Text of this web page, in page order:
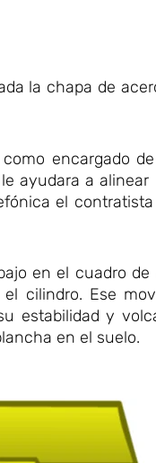
la chapa de
encargado
ayudara a alinear
el
en el cuadro
cilindro. Ese
estabilidad y
en el suelo.